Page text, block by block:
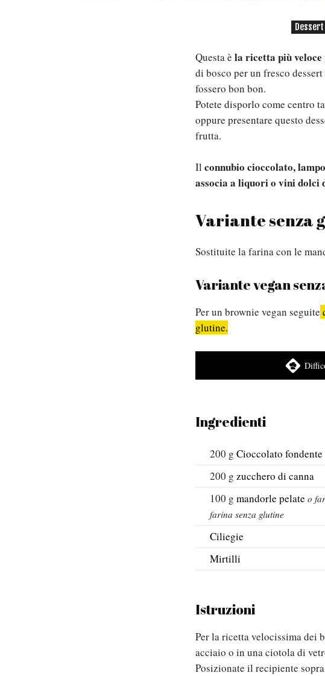
Dessert
Questa è la ricetta più
di bosco per un fresco
fossero bon bon.
Potete disporlo come centro
oppure presentare questo
frutta.
Il connubio cioccolato,
associa a liquori o vini dolci
Variante senza
Sostituite la farina con le
Variante vegan
Per un brownie vegan seguite
glutine.
Ingredienti
200 g Cioccolato fondente
200 g zucchero di canna
100 g mandorle pelate o
farina senza glutine
Ciliegie
Mirtilli
Istruzioni
Per la ricetta velocissima dei
acciaio o in una ciotola di
Posizionate il recipiente